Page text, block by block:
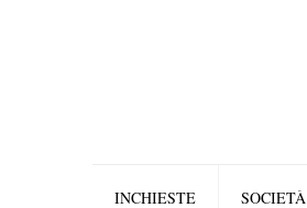
INCHIESTE SOCIETÀ